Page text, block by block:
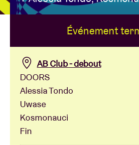
Location de salles
BRDCST
ABtv
Chèque-concert
Événement
AB Club - debout
DOORS
Alessia Tondo
Uwase
Kosmonauci
Fin